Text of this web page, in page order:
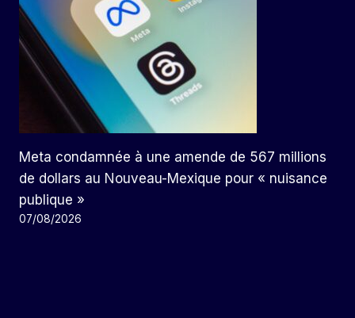
Meta condamnée à une amende de 567 millions
de dollars au Nouveau-Mexique pour « nuisance
publique »
07/08/2026